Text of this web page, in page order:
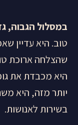
במסלול הגבוה,
טוב. היא עדיין
שהצלחה ארוכת
היא מכבדת את
יותר מזה, היא
בשירות לאנושות.